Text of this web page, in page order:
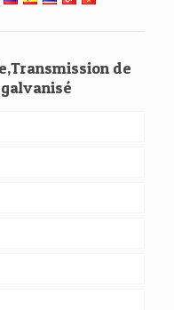
de